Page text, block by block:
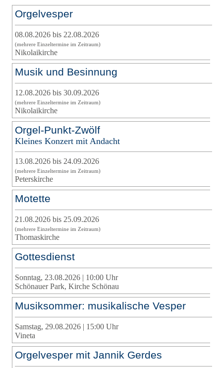
Orgelvesper
08.08.2026 bis 22.08.2026
(mehrere Einzeltermine im Zeitraum)
Nikolaikirche
Musik und Besinnung
12.08.2026 bis 30.09.2026
(mehrere Einzeltermine im Zeitraum)
Nikolaikirche
Orgel-Punkt-Zwölf
Kleines Konzert mit Andacht
13.08.2026 bis 24.09.2026
(mehrere Einzeltermine im Zeitraum)
Peterskirche
Motette
21.08.2026 bis 25.09.2026
(mehrere Einzeltermine im Zeitraum)
Thomaskirche
Gottesdienst
Sonntag, 23.08.2026 | 10:00 Uhr
Schönauer Park, Kirche Schönau
Musiksommer: musikalische Vesper
Samstag, 29.08.2026 | 15:00 Uhr
Vineta
Orgelvesper mit Jannik Gerdes